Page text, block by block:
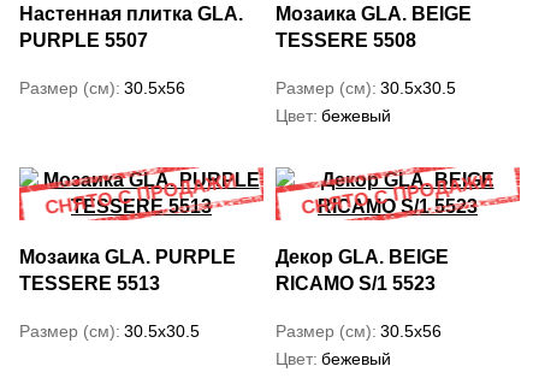
Настенная плитка GLA.
PURPLE 5507
Размер (см) 30.5x56
Мозаика GLA. BEIGE
TESSERE 5508
Размер (см) 30.5x30.5
Цвет бежевый
Мозаика GLA. PURPLE
TESSERE 5513
Размер (см) 30.5x30.5
Декор GLA. BEIGE
RICAMO S/1 5523
Размер (см) 30.5x56
Цвет бежевый